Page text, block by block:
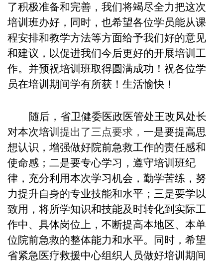
了积极准备和完善，我们将竭尽全力把这次
培训班办好，同时，也希望各位学员能从课
程安排和教学方法等方面给予我们好的意见
和建议，以促进我们今后更好的开展培训工
作。并预祝培训班取得圆满成功！祝各位学
员在培训期间学有所获！生活愉快！
随后，省卫健委医政医管处王改风处长
对本次培训 提出了三点要求， 一是要提高思
想认识，增强做好院前急救工作的责任感和
使命感；二是要专心学习，遵守培训班纪
律，充分利用本次学习机会，勤学苦练，努
力提升自身的专业技能和水平；三是要学以
致用，将所学知识和技能及时转化到实际工
作中、具体岗位上，不断提高本地区、本单
位院前急救的整体能力和水平。同时，希望
省紧急医疗救援中心组织人员做好培训期间